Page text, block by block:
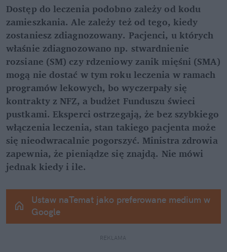
Dostęp do leczenia podobno zależy od kodu
zamieszkania. Ale zależy też od tego, kiedy
zostaniesz zdiagnozowany. Pacjenci, u których
właśnie zdiagnozowano np. stwardnienie
rozsiane (SM) czy rdzeniowy zanik mięśni (SMA)
mogą nie dostać w tym roku leczenia w ramach
programów lekowych, bo wyczerpały się
kontrakty z NFZ, a budżet Funduszu świeci
pustkami. Eksperci ostrzegają, że bez szybkiego
włączenia leczenia, stan takiego pacjenta może
się nieodwracalnie pogorszyć. Ministra zdrowia
zapewnia, że pieniądze się znajdą. Nie mówi
jednak kiedy i ile.
Ustaw naTemat jako preferowane medium w
Google
REKLAMA